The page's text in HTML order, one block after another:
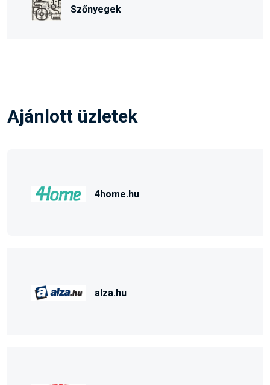
Szőnyegek
Ajánlott üzletek
4home.hu
alza.hu